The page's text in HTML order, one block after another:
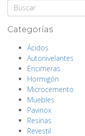
Categorías
Ácidos
Autonivelantes
Encimeras
Hormigón
Microcemento
Muebles
Pavinox
Resinas
Revestil